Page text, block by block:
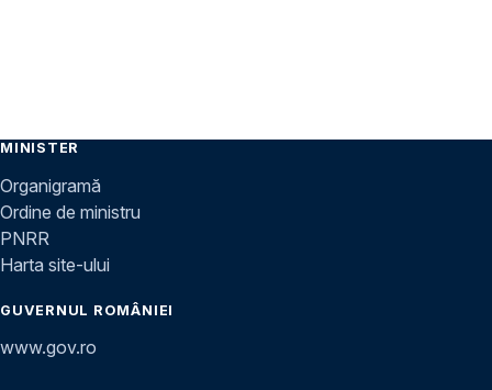
MINISTER
Organigramă
Ordine de ministru
PNRR
Harta site-ului
GUVERNUL ROMÂNIEI
www.gov.ro